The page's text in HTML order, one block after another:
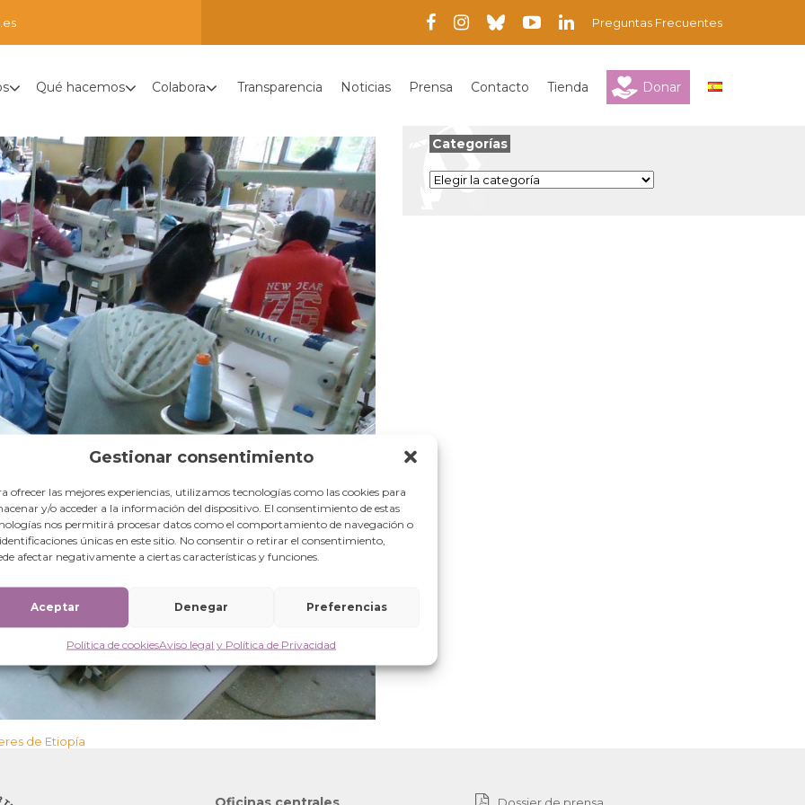
Gestionar consentimiento
ofrecer las mejores experiencias, utilizamos tecnologías como las cookies para
y/o acceder a la información del dispositivo. El consentimiento de estas
nos permitirá procesar datos como el comportamiento de navegación o
únicas en este sitio. No consentir o retirar el consentimiento,
afectar negativamente a ciertas características y funciones.
Aceptar Denegar Preferencias
Política de cookiesAviso legal y Política de Privacidad
Preguntas Frecuentes
Qué hacemos Colabora Transparencia Noticias Prensa Contacto Tienda Donar
de Etiopía
Categorías
Categorías